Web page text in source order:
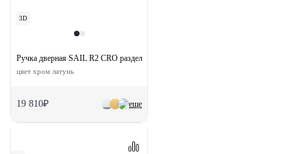
3D
еще
Ручка дверная SAIL R2 CRO раздельная на круглой основе
цвет хром латунь
19 810₽